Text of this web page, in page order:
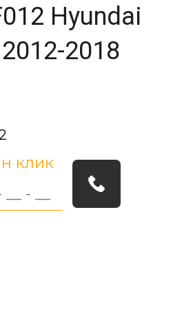
Hyundai
2018
клик